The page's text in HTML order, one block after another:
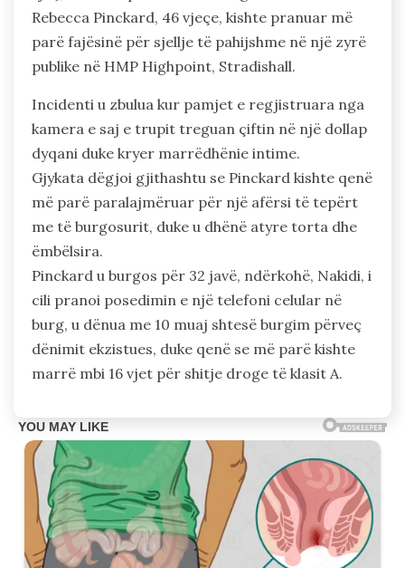
Rebecca Pinckard, 46 vjeçe, kishte pranuar më
parë fajësinë për sjellje të pahijshme në një zyrë
publike në HMP Highpoint, Stradishall.
Incidenti u zbulua kur pamjet e regjistruara nga
kamera e saj e trupit treguan çiftin në një dollap
dyqani duke kryer marrëdhënie intime.
Gjykata dëgjoi gjithashtu se Pinckard kishte qenë
më parë paralajmëruar për një afërsi të tepërt
me të burgosurit, duke u dhënë atyre torta dhe
ëmbëlsira.
Pinckard u burgos për 32 javë, ndërkohë, Nakidi, i
cili pranoi posedimin e një telefoni celular në
burg, u dënua me 10 muaj shtesë burgim përveç
dënimit ekzistues, duke qenë se më parë kishte
marrë mbi 16 vjet për shitje droge të klasit A.